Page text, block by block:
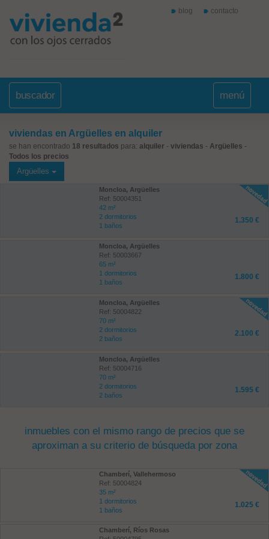
blog contacto
buscador menú
viviendas en Argüelles en alquiler
se han encontrado 18 resultados para: alquiler - viviendas - Argüelles -
Todos los precios
Argüelles
Moncloa, Argüelles
Ref: 50004351
42 m²
2 dormitorios
1 baños
1.350 €
Moncloa, Argüelles
Ref: 50003667
65 m²
1 dormitorios
1 baños
1.800 €
Moncloa, Argüelles
Ref: 50004822
70 m²
2 dormitorios
2 baños
2.100 €
Moncloa, Argüelles
Ref: 50004716
70 m²
2 dormitorios
2 baños
1.595 €
inmuebles con el mismo rango de precios que se
aproximan a su criterio de búsqueda por zona
Chamberí, Vallehermoso
Ref: 50004824
35 m²
1 dormitorios
1 baños
1.025 €
Chamberí, Ríos Rosas